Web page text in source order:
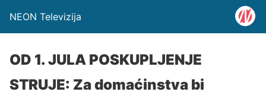
NEON Televizija
OD 1. JULA POSKUPLJENJE
STRUJE: Za domaćinstva bi